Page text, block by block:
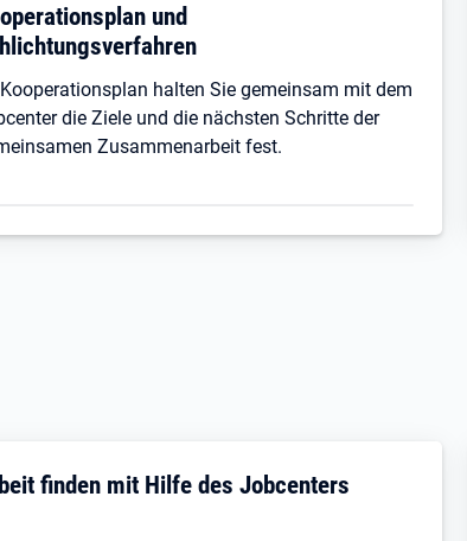
und
halten Sie gemeinsam mit dem
die Ziele und die nächsten Schritte der
Zusammenarbeit fest.
finden mit Hilfe des Jobcenters